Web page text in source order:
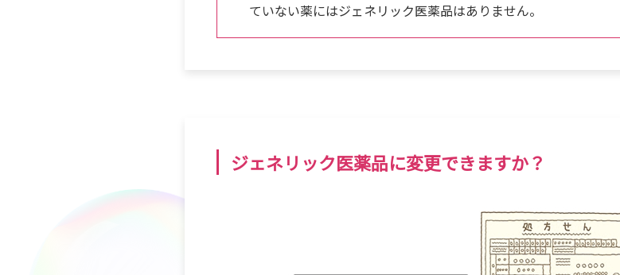
ていない薬にはジェネリック医薬品はありません。
ジェネリック医薬品に変更できますか？